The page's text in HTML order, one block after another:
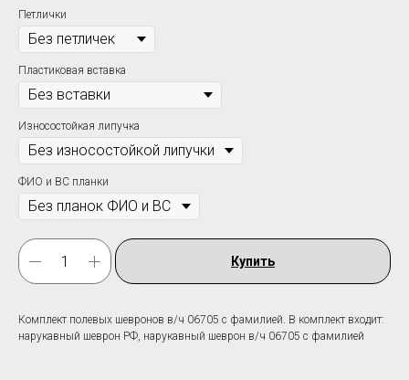
Петлички
Пластиковая вставка
Износостойкая липучка
ФИО и ВС планки
Купить
Комплект полевых шевронов в/ч 06705 c фамилией. В комплект входит:
нарукавный шеврон РФ, нарукавный шеврон в/ч 06705 c фамилией